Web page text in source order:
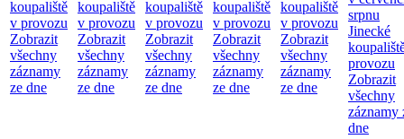
koupaliště
v provozu
Zobrazit
všechny
záznamy
ze dne
koupaliště
v provozu
Zobrazit
všechny
záznamy
ze dne
koupaliště
v provozu
Zobrazit
všechny
záznamy
ze dne
koupaliště
v provozu
Zobrazit
všechny
záznamy
ze dne
koupaliště
v provozu
Zobrazit
všechny
záznamy
ze dne
srpnu
Jinecké
provozu
Zobrazit
všechny
záznamy
dne